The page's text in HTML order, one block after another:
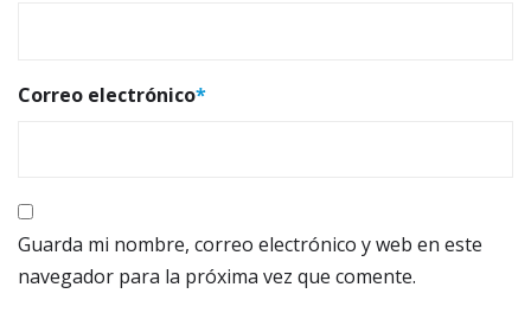
Correo electrónico*
Guarda mi nombre, correo electrónico y web en este
navegador para la próxima vez que comente.